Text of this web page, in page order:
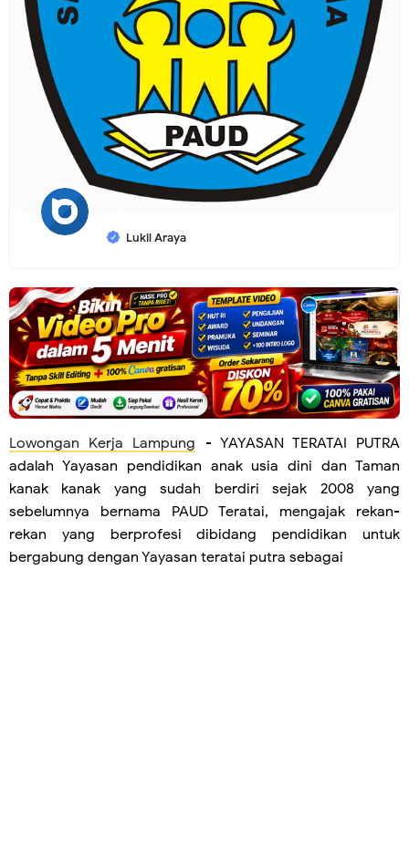
Lukil Araya
Lowongan Kerja Lampung - YAYASAN TERATAI PUTRA
adalah Yayasan pendidikan anak usia dini dan Taman
kanak kanak yang sudah berdiri sejak 2008 yang
sebelumnya bernama PAUD Teratai, mengajak rekan-
rekan yang berprofesi dibidang pendidikan untuk
bergabung dengan Yayasan teratai putra sebagai